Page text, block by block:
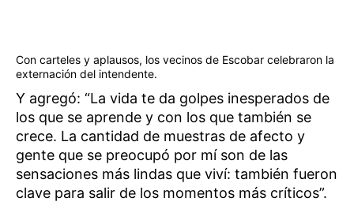
Con carteles y aplausos, los vecinos de Escobar celebraron la
externación del intendente.
Y agregó: “La vida te da golpes inesperados de
los que se aprende y con los que también se
crece. La cantidad de muestras de afecto y
gente que se preocupó por mí son de las
sensaciones más lindas que viví: también fueron
clave para salir de los momentos más críticos”.